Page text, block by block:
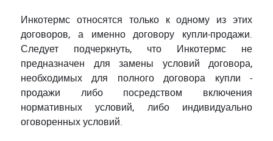
Инкотермс относятся только к одному из этих
договоров, а именно договору купли-продажи.
Следует подчеркнуть, что Инкотермс не
предназначен для замены условий договора,
необходимых для полного договора купли -
продажи либо посредством включения
нормативных условий, либо индивидуально
оговоренных условий.